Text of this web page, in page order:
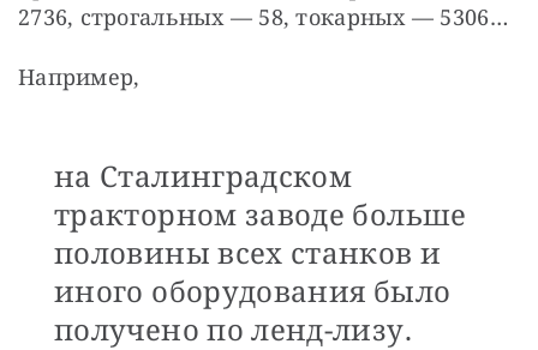
2736, строгальных — 58, токарных — 5306…
Например,
на Сталинградском
тракторном заводе больше
половины всех станков и
иного оборудования было
получено по ленд-лизу.